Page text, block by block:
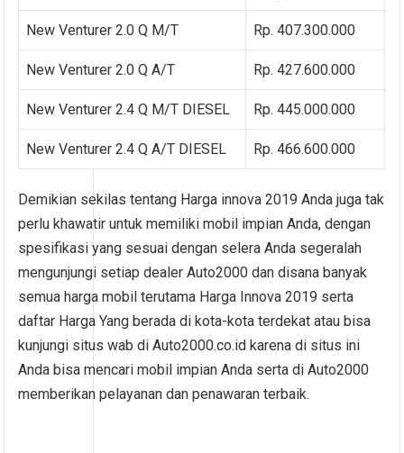
New Venturer 2.0 Q M/T Rp. 407.300.000
New Venturer 2.0 Q A/T Rp. 427.600.000
New Venturer 2.4 Q M/T DIESEL Rp. 445.000.000
New Venturer 2.4 Q A/T DIESEL Rp. 466.600.000
Demikian sekilas tentang Harga innova 2019 Anda juga tak
perlu khawatir untuk memiliki mobil impian Anda, dengan
spesifikasi yang sesuai dengan selera Anda segeralah
mengunjungi setiap dealer Auto2000 dan disana banyak
semua harga mobil terutama Harga Innova 2019 serta
daftar Harga Yang berada di kota-kota terdekat atau bisa
kunjungi situs wab di Auto2000.co.id karena di situs ini
Anda bisa mencari mobil impian Anda serta di Auto2000
memberikan pelayanan dan penawaran terbaik.